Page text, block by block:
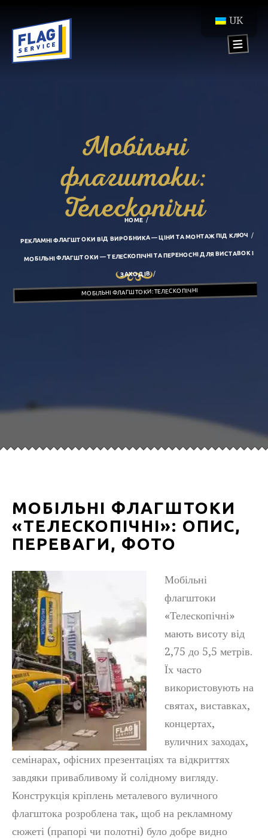
Мобільні
флагштоки:
Телескопічні
HOME
РЕКЛАМНІ ФЛАГШТОКИ ВІД ВИРОБНИКА — ЦІНИ ТА МОНТАЖ ПІД КЛЮЧ
МОБІЛЬНІ ФЛАГШТОКИ — ТЕЛЕСКОПІЧНІ ТА ПЕРЕНОСНІ ДЛЯ ВИСТАВОК І
ЗАХОДІВ
МОБІЛЬНІ ФЛАГШТОКИ: ТЕЛЕСКОПІЧНІ
МОБІЛЬНІ ФЛАГШТОКИ
«ТЕЛЕСКОПІЧНІ»: ОПИС,
ПЕРЕВАГИ, ФОТО
Мобільні
флагштоки
«Телескопічні»
мають висоту від
2,75 до 5,5 метрів.
Їх часто
використовують на
святах, виставках,
концертах,
вуличних заходах,
семінарах, офісних презентаціях та відкриттях
завдяки привабливому й солідному вигляду.
Конструкція кріплень металевого вуличного
флагштока розроблена так, щоб на рекламному
сюжеті (прапорі чи полотні) було добре видно
UK